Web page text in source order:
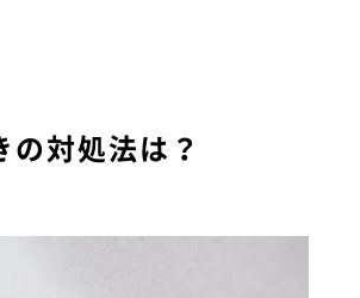
対処法は？